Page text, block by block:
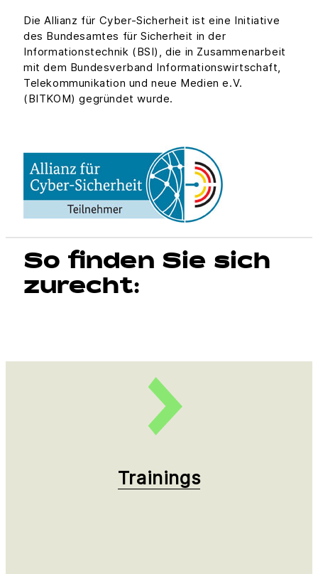
Die Allianz für Cyber-Sicherheit ist eine Initiative
des Bundesamtes für Sicherheit in der
Informationstechnik (BSI), die in Zusammenarbeit
mit dem Bundesverband Informationswirtschaft,
Telekommunikation und neue Medien e.V.
(BITKOM) gegründet wurde.
So finden Sie sich
zurecht:
Trainings